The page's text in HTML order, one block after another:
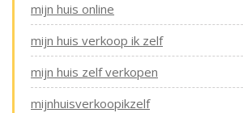
mijn huis online
mijn huis verkoop ik zelf
mijn huis zelf verkopen
mijnhuisverkoopikzelf